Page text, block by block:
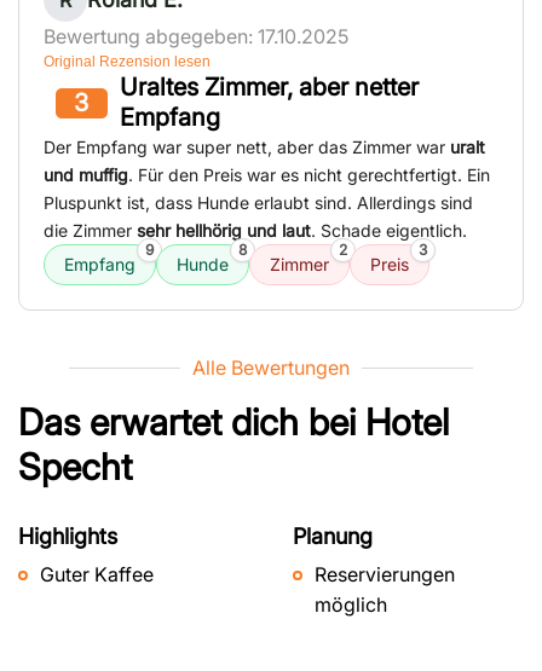
Bewertung abgegeben: 17.10.2025
Original Rezension lesen
3
Uraltes Zimmer, aber netter
Empfang
Der Empfang war super nett, aber das Zimmer war uralt
und muffig. Für den Preis war es nicht gerechtfertigt. Ein
Pluspunkt ist, dass Hunde erlaubt sind. Allerdings sind
die Zimmer sehr hellhörig und laut. Schade eigentlich.
Empfang
9
Hunde
8
Zimmer
2
Preis
3
Alle Bewertungen
Das erwartet dich bei Hotel
Specht
Highlights
Guter Kaffee
Planung
Reservierungen
möglich